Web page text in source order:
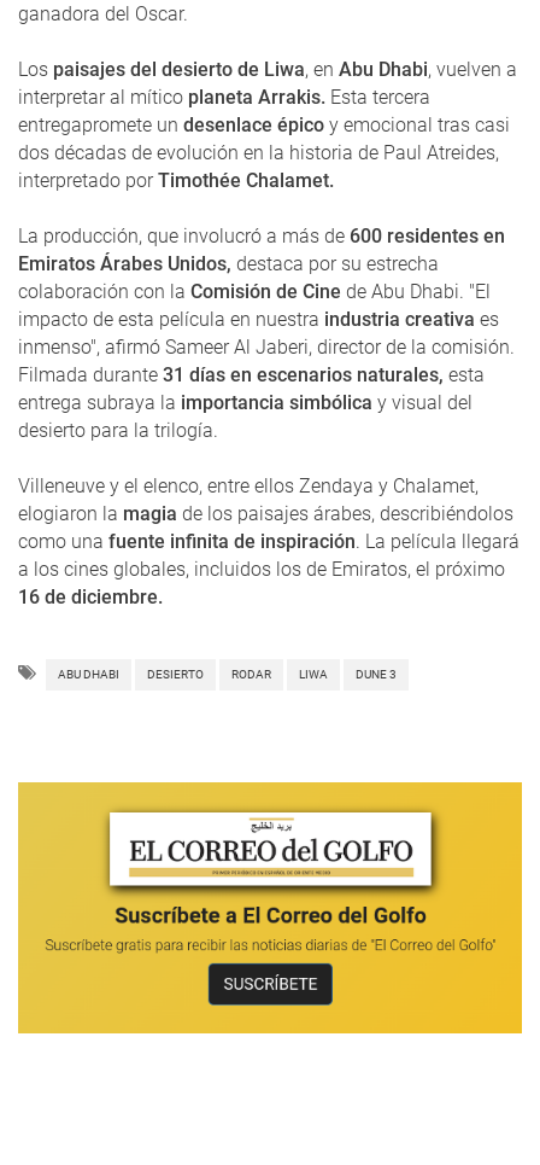
ganadora del Oscar.
Los paisajes del desierto de Liwa, en Abu Dhabi, vuelven a
interpretar al mítico planeta Arrakis. Esta tercera
entregapromete un desenlace épico y emocional tras casi
dos décadas de evolución en la historia de Paul Atreides,
interpretado porTimothée Chalamet.
La producción, que involucró a más de 600 residentes en
Emiratos Árabes Unidos, destaca por su estrecha
colaboración con la Comisión de Cine de Abu Dhabi. "El
impacto de esta película en nuestra industria creativa es
inmenso", afirmó Sameer Al Jaberi, director de la comisión.
Filmada durante 31 días en escenarios naturales, esta
entrega subraya la importancia simbólica y visual del
desierto para la trilogía.
Villeneuve y el elenco, entre ellos Zendaya y Chalamet,
elogiaron la magia de los paisajes árabes, describiéndolos
como una fuente infinita de inspiración. La película llegará
a los cines globales, incluidos los de Emiratos, el próximo
16 de diciembre.
ABU DHABI DESIERTO RODAR LIWA DUNE 3